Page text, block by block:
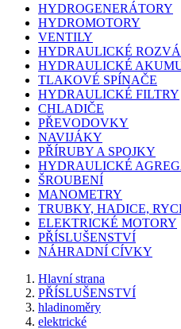
HYDROGENERÁTORY
HYDROMOTORY
VENTILY
HYDRAULICKÉ
HYDRAULICKÉ
TLAKOVÉ SPÍNAČE
HYDRAULICKÉ FILTRY
CHLADIČE
PŘEVODOVKY
NAVIJÁKY
PŘÍRUBY A SPOJKY
HYDRAULICKÉ
ŠROUBENÍ
MANOMETRY
TRUBKY, HADICE,
ELEKTRICKÉ MOTORY
PŘÍSLUŠENSTVÍ
NÁHRADNÍ CÍVKY
Hlavní strana
PŘÍSLUŠENSTVÍ
hladinoměry
elektrické